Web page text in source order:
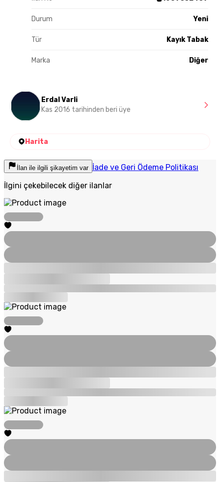
Durum Yeni
Tür Kayık Tabak
Marka Diğer
Erdal Varli
Kas 2016 tarihinden beri üye
Harita
İlan ile ilgili şikayetim var İade ve Geri Ödeme Politikası
İlgini çekebilecek diğer ilanlar